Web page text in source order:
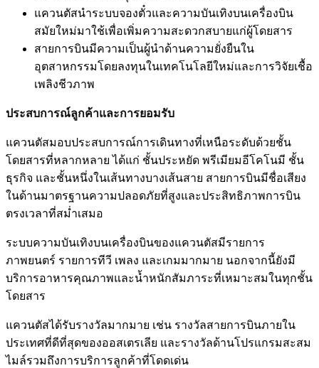
แควนตัสนำระบบจองตั๋วและความบันเทิงบนเครื่องบิน
สมัยใหม่มาใช้เพื่อเพิ่มความสะดวกสบายแก่ผู้โดยสาร
สายการบินมีความเป็นผู้นำด้านความยั่งยืนใน
อุตสาหกรรมโดยลงทุนในเทคโนโลยีใหม่และการวิจัยเชื้อ
เพลิงชีวภาพ
ประสบการณ์ลูกค้าและการยอมรับ
แควนตัสมอบประสบการณ์การเดินทางที่เหนือระดับด้วยชั้น
โดยสารที่หลากหลาย ได้แก่ ชั้นประหยัด พรีเมียมอีโคโนมี ชั้น
ธุรกิจ และชั้นหนึ่งในเส้นทางบางเส้นสาย สายการบินมีชื่อเสียง
ในด้านมาตรฐานความปลอดภัยที่สูงและประสิทธิภาพการบิน
ตรงเวลาที่สม่ำเสมอ
ระบบความบันเทิงบนเครื่องบินของแควนตัสมีรายการ
ภาพยนตร์ รายการทีวี เพลง และเกมมากมาย นอกจากนี้ยังมี
บริการอาหารคุณภาพและน้ำหนักสัมภาระที่เหมาะสมในทุกชั้น
โดยสาร
แควนตัสได้รับรางวัลมากมาย เช่น รางวัลสายการบินภายใน
ประเทศที่ดีที่สุดของออสเตรเลีย และรางวัลด้านโปรแกรมสะสม
ไมล์รวมถึงการบริการลูกค้าที่โดดเด่น